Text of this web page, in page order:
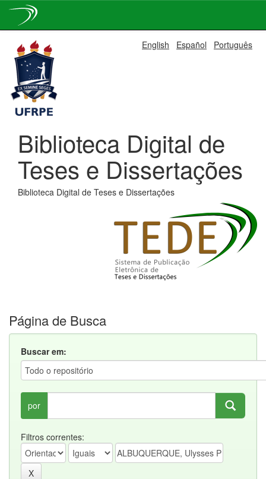
navigation
English Español Português
Biblioteca Digital de
Teses e Dissertações
Biblioteca Digital de Teses e Dissertações
Página de Busca
Buscar em:
por
Filtros correntes: